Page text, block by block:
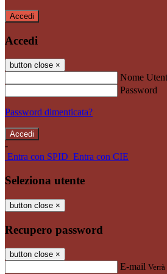
Accedi
Accedi
button close ×
Nome
Password
Password dimenticata?
-
Entra con SPID Entra con CIE
Seleziona utente
button close ×
Recupero password
button close ×
E-mail